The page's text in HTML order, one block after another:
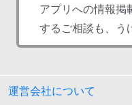
アプリへの情報掲
するご相談も、う
運営会社について